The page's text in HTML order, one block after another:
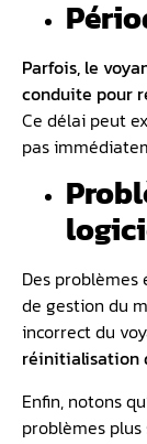
Parfois, le
conduite pour
Ce délai peut
pas
Des problèmes
de gestion du
incorrect du
réinitialisation
Enfin, notons
problèmes